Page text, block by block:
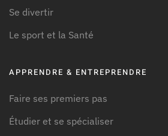
Se divertir
Le sport et la Santé
APPRENDRE & ENTREPRENDRE
Faire ses premiers pas
Étudier et se spécialiser